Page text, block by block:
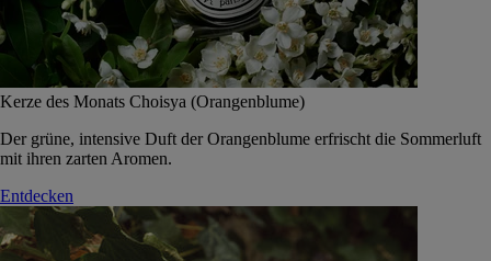
Kerze des Monats Choisya (Orangenblume)
Der grüne, intensive Duft der Orangenblume erfrischt die Sommerluft
mit ihren zarten Aromen.
Entdecken